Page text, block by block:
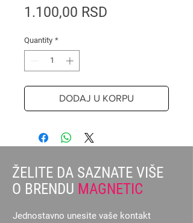
1.100,00 RSD
Quantity *
DODAJ U KORPU
ŽELITE DA SAZNATE VIŠE
O BRENDU MAGNETIC
Jednostavno unesite vaše kontakt